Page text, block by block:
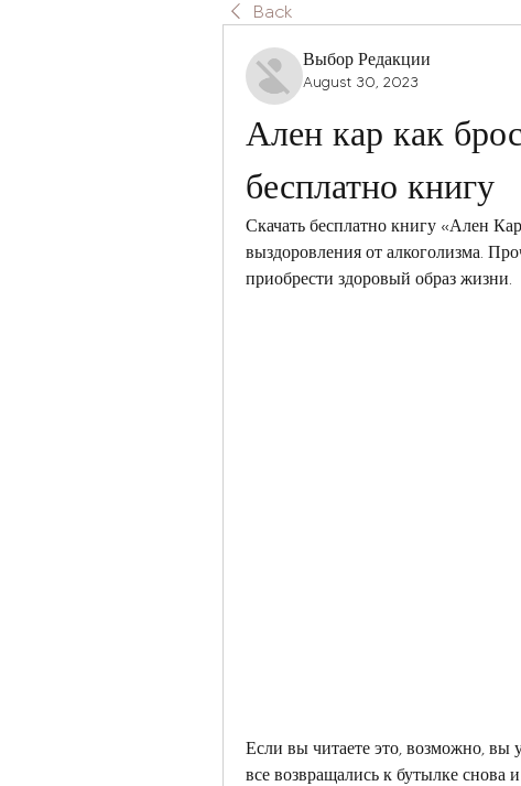
Back
Выбор Редакции
August 30, 2023
Ален кар как
бесплатно книгу
Скачать бесплатно книгу «Ален
выздоровления от алкоголизма.
приобрести здоровый образ жизни.
Если вы читаете это, возможно, вы
все возвращались к бутылке снова